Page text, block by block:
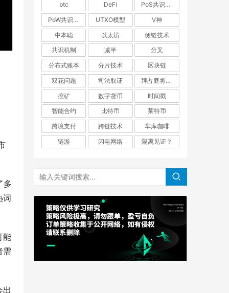
多
词
能
需
出
btc DeFi
PoS共识机制
PoW共识机制
UTXO模型
V神
中本聪
以太坊
侧链技术
共识机制
减半
分叉
分布式账本
分片技术
区块链
双花问题
司法取证
拜占庭将军问题
挖矿
数字货币
时间戳
智能合约
比特币
莱特币
跨境支付
跨链技术
车库咖啡
链游
闪电网络 隔离见证？